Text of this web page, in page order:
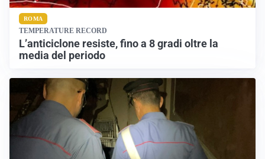
ROMA
TEMPERATURE RECORD
L’anticiclone resiste, fino a 8 gradi oltre la
media del periodo